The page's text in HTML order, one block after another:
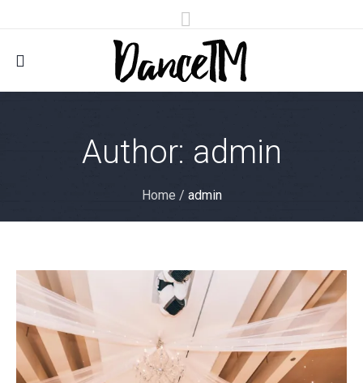
Author: admin
Home / admin